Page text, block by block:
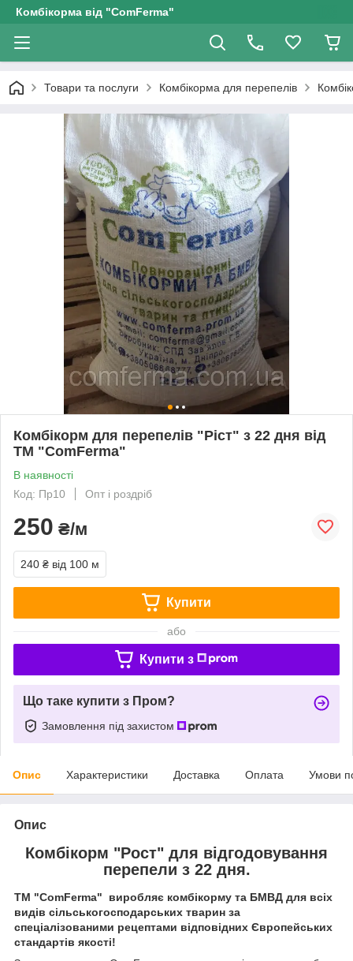
Комбікорма від "ComFerma"
Товари та послуги Комбікорма для перепелів
Комбікорм для перепелів "Ріст" з 22 дня від
ТМ "ComFerma"
В наявності
Код: Пр10
Опт і роздріб
250 ₴/м
240 ₴ від 100 м
Купити
або
Купити з
Що таке купити з Пром?
Замовлення під захистом
Опис Характеристики Доставка Оплата Умови
Опис
Комбікорм "Рост" для відгодовування
перепели з 22 дня.
ТМ "ComFerma" виробляє комбікорму та БМВД для всіх
видів сільськогосподарських тварин за
спеціалізованими рецептами відповідних Європейських
стандартів якості!